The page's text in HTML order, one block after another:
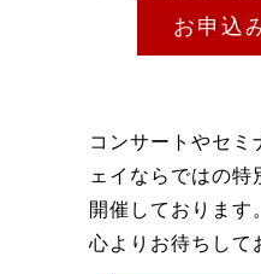
お申込
コンサートやセミ
ェイならではの
開催しております
心よりお待ちして